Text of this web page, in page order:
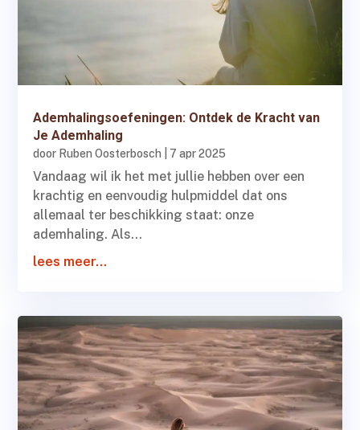
Ademhalingsoefeningen: Ontdek de Kracht van
Je Ademhaling
door Ruben Oosterbosch 7 apr 2025
Vandaag wil ik het met jullie hebben over een
krachtig en eenvoudig hulpmiddel dat ons
allemaal ter beschikking staat: onze
ademhaling. Als...
lees meer...